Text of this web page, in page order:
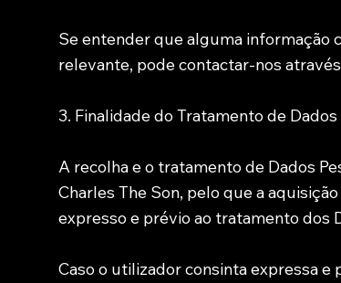
Se entender que alguma informação
relevante, pode contactar-nos
3. Finalidade do Tratamento de Dados
A recolha e o tratamento de Dados
Charles The Son, pelo que a
expresso e prévio ao tratamento dos
Caso o utilizador consinta expressa